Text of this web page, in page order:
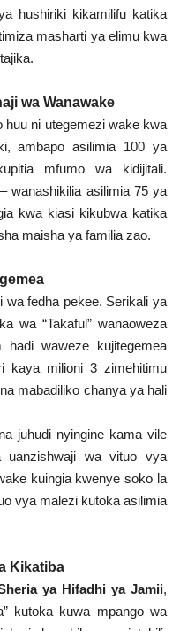
hushiriki kikamilifu katika
masharti ya elimu kwa
wa Wanawake
huu ni utegemezi wake kwa
ambapo asilimia 100 ya
mfumo wa kidijitali.
wanashikilia asilimia 75 ya
kwa kiasi kikubwa katika
maisha ya familia zao.
wa fedha pekee. Serikali ya
wa “Takaful” wanaoweza
waweze kujitegemea
kaya milioni 3 zimehitimu
mabadiliko chanya ya hali
juhudi nyingine kama vile
uanzishwaji wa vituo vya
kuingia kwenye soko la
vya malezi kutoka asilimia
Kikatiba
ya Hifadhi ya Jamii,
kutoka kuwa mpango wa